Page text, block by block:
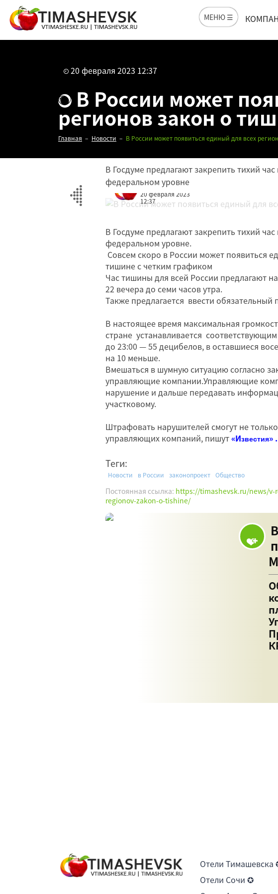
МЕНЮ ☰
20 февраля 2023 12:37
В России может
регионов закон о
Главная Новости В России может появиться единый для всех
В Госдуме предлагают закрепить тихий
федеральном уровне
Редакция
20 февраля 2023
12:37
В Госдуме предлагают закрепить тихий
федеральном уровне.
Совсем скоро в России может появиться
тишине с четким графиком
Час тишины для всей России предлагают
22 вечера до семи часов утра.
Также предлагается ввести обязательный
В настоящее время максимальная
стране устанавливается
до 23:00 — 55 децибелов, в оставшиеся
на 10 меньше.
Вмешаться в шумную ситуацию согласно
управляющие компании.Управляющие
нарушение и дальше передавать
участковому.
Штрафовать нарушителей смогут не
управляющих компаний, пишут«Известия» .
Теги:
Новости в России законопроект Общество
Постоянная ссылка: https://timashevsk.ru/news/v-
regionov-zakon-o-tishine/
Отели Тимашевска
Отели Сочи ✪